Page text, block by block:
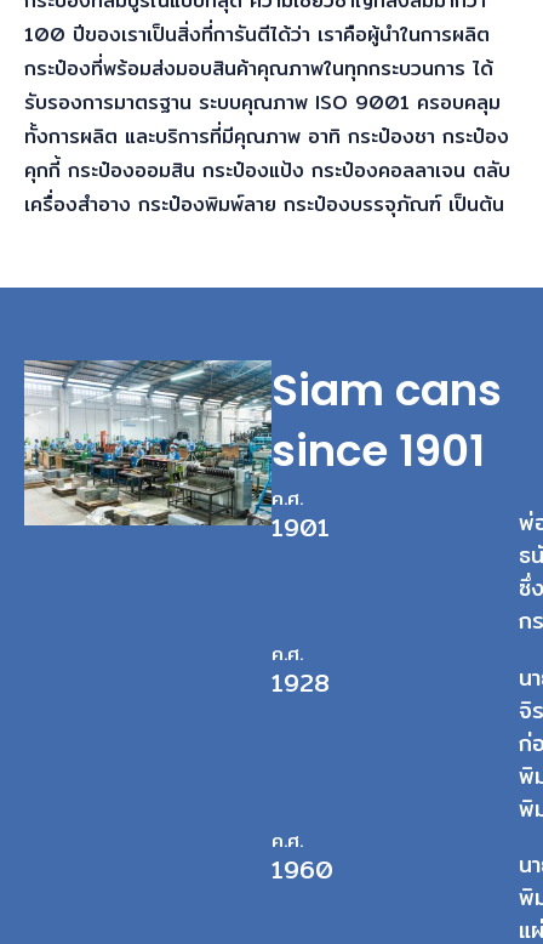
100 ปีของเราเป็นสิ่งที่การันตีได้ว่า เราคือผู้นำในการผลิต
กระป๋องที่พร้อมส่งมอบสินค้าคุณภาพในทุกกระบวนการ ได้
รับรองการมาตรฐาน ระบบคุณภาพ ISO 9001 ครอบคลุม
ทั้งการผลิต และบริการที่มีคุณภาพ อาทิ กระป๋องชา กระป๋อง
คุกกี้ กระป๋องออมสิน กระป๋องแป้ง กระป๋องคอลลาเจน ตลับ
เครื่องสำอาง กระป๋องพิมพ์ลาย กระป๋องบรรจุภัณฑ์ เป็นต้น
Siam cans
since 1901
ค.ศ.
1901
พ่
ธ
ซึ่
ก
ค.ศ.
1928
น
จิ
ก่
พิ
พิ
ค.ศ.
1960
น
พิ
แ